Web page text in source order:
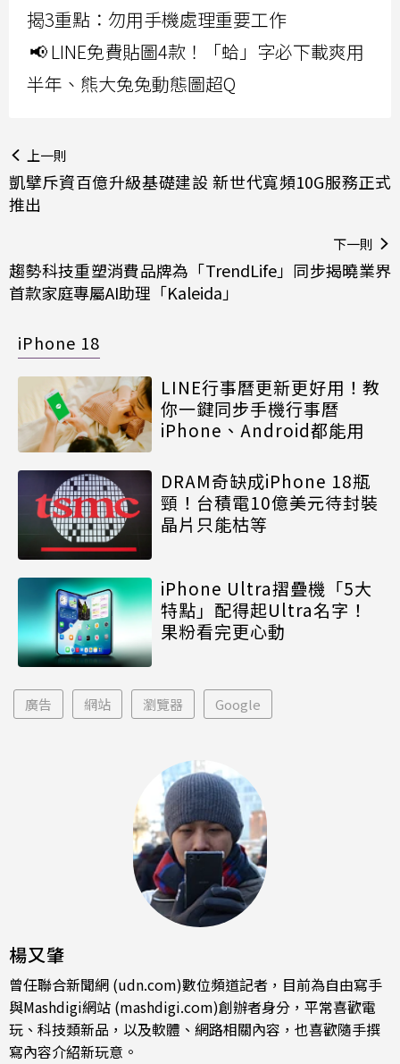
揭3重點：勿用手機處理重要工作
📢 LINE免費貼圖4款！「蛤」字必下載爽用
半年、熊大兔兔動態圖超Q
上一則
凱擘斥資百億升級基礎建設 新世代寬頻10G服務正式
推出
下一則
趨勢科技重塑消費品牌為「TrendLife」同步揭曉業界
首款家庭專屬AI助理「Kaleida」
iPhone 18
LINE行事曆更新更好用！教
你一鍵同步手機行事曆
iPhone、Android都能用
DRAM奇缺成iPhone 18瓶
頸！台積電10億美元待封裝
晶片只能枯等
iPhone Ultra摺疊機「5大
特點」配得起Ultra名字！
果粉看完更心動
廣告 網站 瀏覽器 Google
楊又肇
曾任聯合新聞網 (udn.com)數位頻道記者，目前為自由寫手
與Mashdigi網站 (mashdigi.com)創辦者身分，平常喜歡電
玩、科技類新品，以及軟體、網路相關內容，也喜歡隨手撰
寫內容介紹新玩意。